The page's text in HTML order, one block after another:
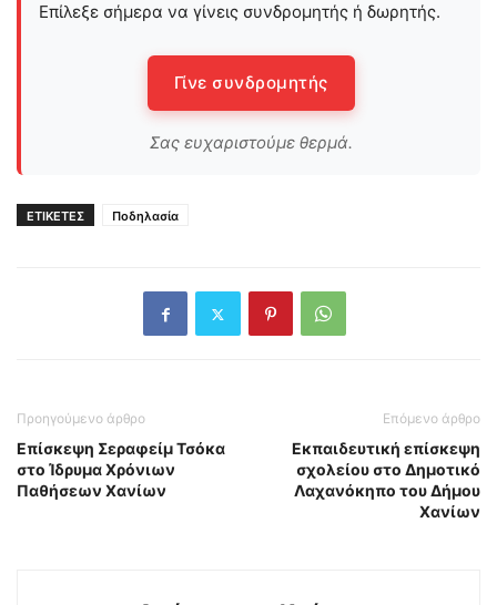
Επίλεξε σήμερα να γίνεις συνδρομητής ή δωρητής.
Γίνε συνδρομητής
Σας ευχαριστούμε θερμά.
ΕΤΙΚΕΤΕΣ Ποδηλασία
Προηγούμενο άρθρο
Επίσκεψη Σεραφείμ Τσόκα
στο Ίδρυμα Χρόνιων
Παθήσεων Χανίων
Επόμενο άρθρο
Εκπαιδευτική επίσκεψη
σχολείου στο Δημοτικό
Λαχανόκηπο του Δήμου
Χανίων